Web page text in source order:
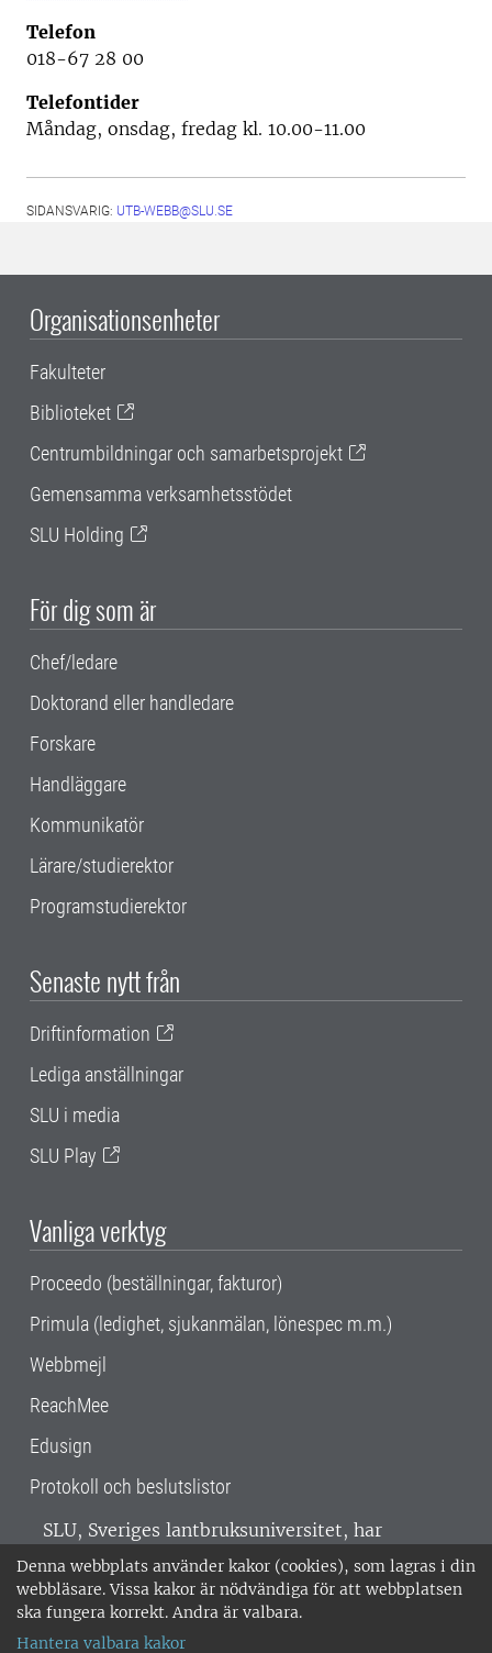
Denna webbplats använder kakor (cookies), som lagras i din
webbläsare. Vissa kakor är nödvändiga för att webbplatsen
ska fungera korrekt. Andra är valbara.
Hantera valbara kakor
Telefon
018-67 28 00
Telefontider
Måndag, onsdag, fredag kl. 10.00-11.00
SIDANSVARIG: UTB-WEBB@SLU.SE
Organisationsenheter
Fakulteter
Biblioteket
Centrumbildningar och samarbetsprojekt
Gemensamma verksamhetsstödet
SLU Holding
För dig som är
Chef/ledare
Doktorand eller handledare
Forskare
Handläggare
Kommunikatör
Lärare/studierektor
Programstudierektor
Senaste nytt från
Driftinformation
Lediga anställningar
SLU i media
SLU Play
Vanliga verktyg
Proceedo (beställningar, fakturor)
Primula (ledighet, sjukanmälan, lönespec m.m.)
Webbmejl
ReachMee
Edusign
Protokoll och beslutslistor
SLU, Sveriges lantbruksuniversitet, har
verksamhet över hela Sverige. Huvudorter är
Alnarp, Uppsala och Umeå.SLU är
miljöcertifierat enligt ISO 14001. •
018-67 10 00 • Org nr: 202100-2817 •